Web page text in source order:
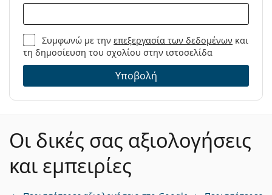
Συμφωνώ με τηνεπεξεργασία των δεδομένων και
τη δημοσίευση του σχολίου στην ιστοσελίδα
Υποβολή
Οι δικές σας αξιολογήσεις
και εμπειρίες